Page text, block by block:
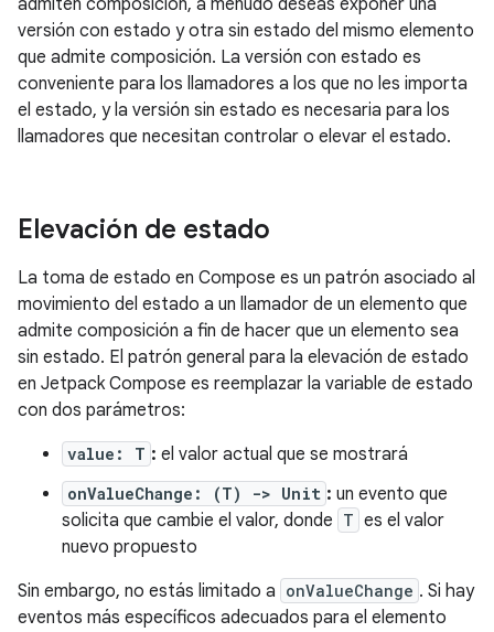
admiten composición, a menudo deseas exponer una
versión con estado y otra sin estado del mismo elemento
que admite composición. La versión con estado es
conveniente para los llamadores a los que no les importa
el estado, y la versión sin estado es necesaria para los
llamadores que necesitan controlar o elevar el estado.
Elevación de estado
La toma de estado en Compose es un patrón asociado al
movimiento del estado a un llamador de un elemento que
admite composición a fin de hacer que un elemento sea
sin estado. El patrón general para la elevación de estado
en Jetpack Compose es reemplazar la variable de estado
con dos parámetros:
value: T : el valor actual que se mostrará
onValueChange: (T) -> Unit : un evento que
solicita que cambie el valor, donde T es el valor
nuevo propuesto
Sin embargo, no estás limitado a onValueChange . Si hay
eventos más específicos adecuados para el elemento